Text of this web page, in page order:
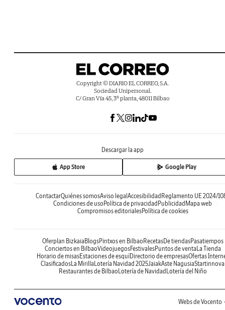
Copyright © DIARIO EL CORREO, S.A.
Sociedad Unipersonal.
C/ Gran Vía 45, 3ª planta, 48011 Bilbao
Descargar la app
App Store Google Play
ContactarQuiénes somosAviso legal Accesibilidad Reglamento UE 2024/
Condiciones de uso Política de privacidad Publicidad Mapa web
Compromisos editorialesPolítica de cookies
Oferplan Bizkaia BlogsPintxos en Bilbao RecetasDe tiendasPasatiempos
Conciertos en BilbaoVideojuegosFestivalesPuntos de venta La Tienda
Horario de misasEstaciones de esquíDirectorio de empresasOfertas
Clasificados La Mirilla Lotería Navidad 2025JaiakAste NagusiaStartinnova
Restaurantes de Bilbao Lotería de Navidad Lotería del Niño
Webs de Vocento